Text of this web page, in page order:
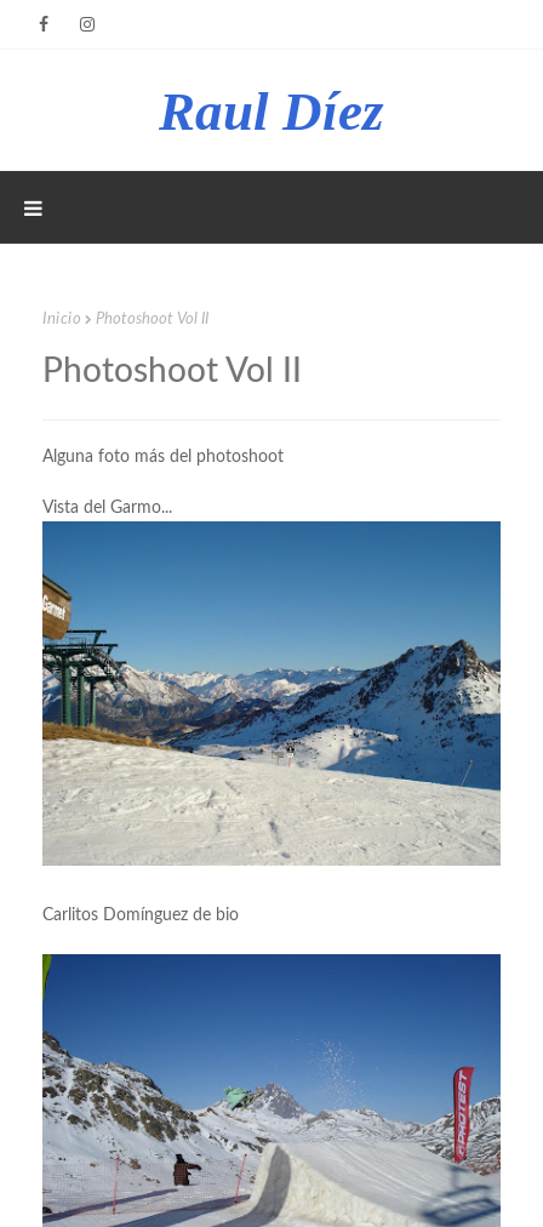
Raul Díez
Inicio Photoshoot Vol II
Photoshoot Vol II
Alguna foto más del photoshoot
Vista del Garmo...
Carlitos Domínguez de bio